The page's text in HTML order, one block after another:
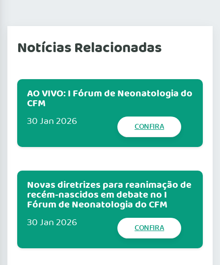
Notícias Relacionadas
AO VIVO: I Fórum de Neonatologia do
CFM
30 Jan 2026 CONFIRA
Novas diretrizes para reanimação de
recém-nascidos em debate no I
Fórum de Neonatologia do CFM
30 Jan 2026 CONFIRA